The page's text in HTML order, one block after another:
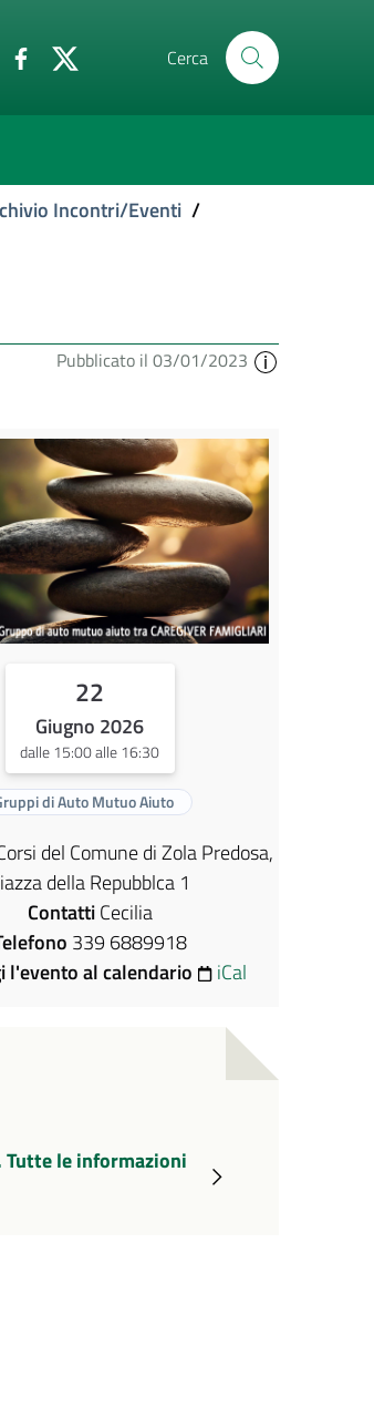
Cerca
Incontri/Eventi /
Pubblicato il 03/01/2023
22
Giugno 2026
dalle 15:00 alle 16:30
di Auto Mutuo Aiuto
del Comune di Zola Predosa,
della Repubblca 1
Contatti Cecilia
339 6889918
l'evento al calendario
iCal
le informazioni